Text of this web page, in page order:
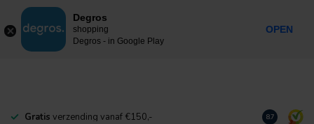
MENU
Gratis verzending vanaf €150,- Laden Sie
8.7
Degros
shopping
Degros - in Google Play
OPEN